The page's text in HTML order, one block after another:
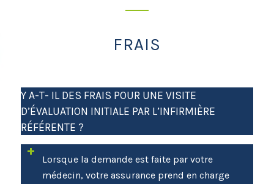
FRAIS
Y A-T- IL DES FRAIS POUR UNE VISITE
D’ÉVALUATION INITIALE PAR L’INFIRMIÈRE
RÉFÉRENTE ?
Lorsque la demande est faite par votre
médecin, votre assurance prend en charge